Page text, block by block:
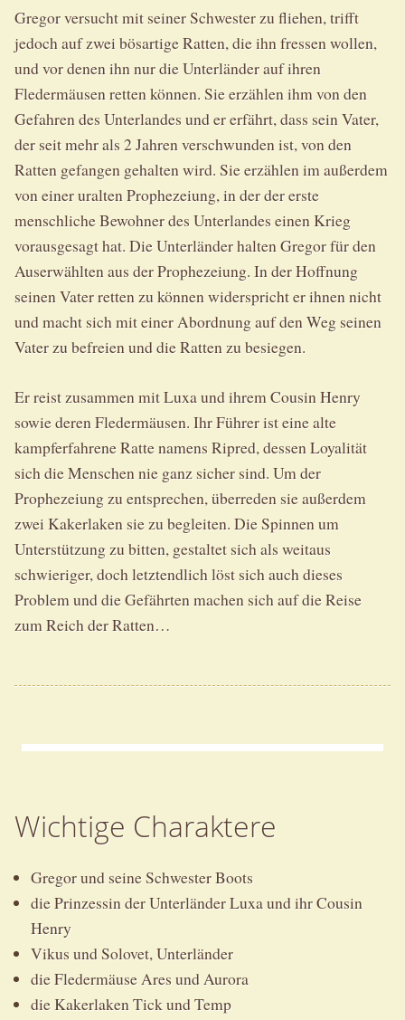
Gregor versucht mit seiner Schwester zu fliehen, trifft
jedoch auf zwei bösartige Ratten, die ihn fressen wollen,
und vor denen ihn nur die Unterländer auf ihren
Fledermäusen retten können. Sie erzählen ihm von den
Gefahren des Unterlandes und er erfährt, dass sein Vater,
der seit mehr als 2 Jahren verschwunden ist, von den
Ratten gefangen gehalten wird. Sie erzählen im außerdem
von einer uralten Prophezeiung, in der der erste
menschliche Bewohner des Unterlandes einen Krieg
vorausgesagt hat. Die Unterländer halten Gregor für den
Auserwählten aus der Prophezeiung. In der Hoffnung
seinen Vater retten zu können widerspricht er ihnen nicht
und macht sich mit einer Abordnung auf den Weg seinen
Vater zu befreien und die Ratten zu besiegen.
Er reist zusammen mit Luxa und ihrem Cousin Henry
sowie deren Fledermäusen. Ihr Führer ist eine alte
kampferfahrene Ratte namens Ripred, dessen Loyalität
sich die Menschen nie ganz sicher sind. Um der
Prophezeiung zu entsprechen, überreden sie außerdem
zwei Kakerlaken sie zu begleiten. Die Spinnen um
Unterstützung zu bitten, gestaltet sich als weitaus
schwieriger, doch letztendlich löst sich auch dieses
Problem und die Gefährten machen sich auf die Reise
zum Reich der Ratten…
Wichtige Charaktere
Gregor und seine Schwester Boots
die Prinzessin der Unterländer Luxa und ihr Cousin
Henry
Vikus und Solovet, Unterländer
die Fledermäuse Ares und Aurora
die Kakerlaken Tick und Temp